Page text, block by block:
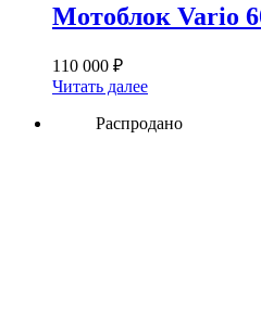
Мотоблок Vario
110 000 ₽
Читать далее
Распродано